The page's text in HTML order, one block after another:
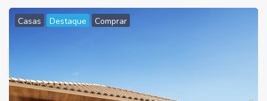
Casas Destaque Comprar